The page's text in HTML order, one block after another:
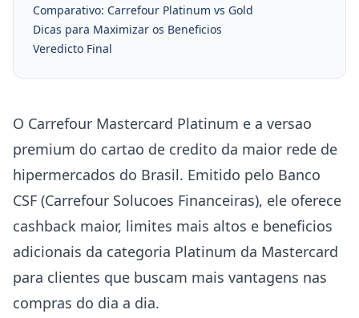
Comparativo: Carrefour Platinum vs Gold
Dicas para Maximizar os Beneficios
Veredicto Final
O Carrefour Mastercard Platinum e a versao
premium do cartao de credito da maior rede de
hipermercados do Brasil. Emitido pelo Banco
CSF (Carrefour Solucoes Financeiras), ele oferece
cashback maior, limites mais altos e beneficios
adicionais da categoria Platinum da Mastercard
para clientes que buscam mais vantagens nas
compras do dia a dia.